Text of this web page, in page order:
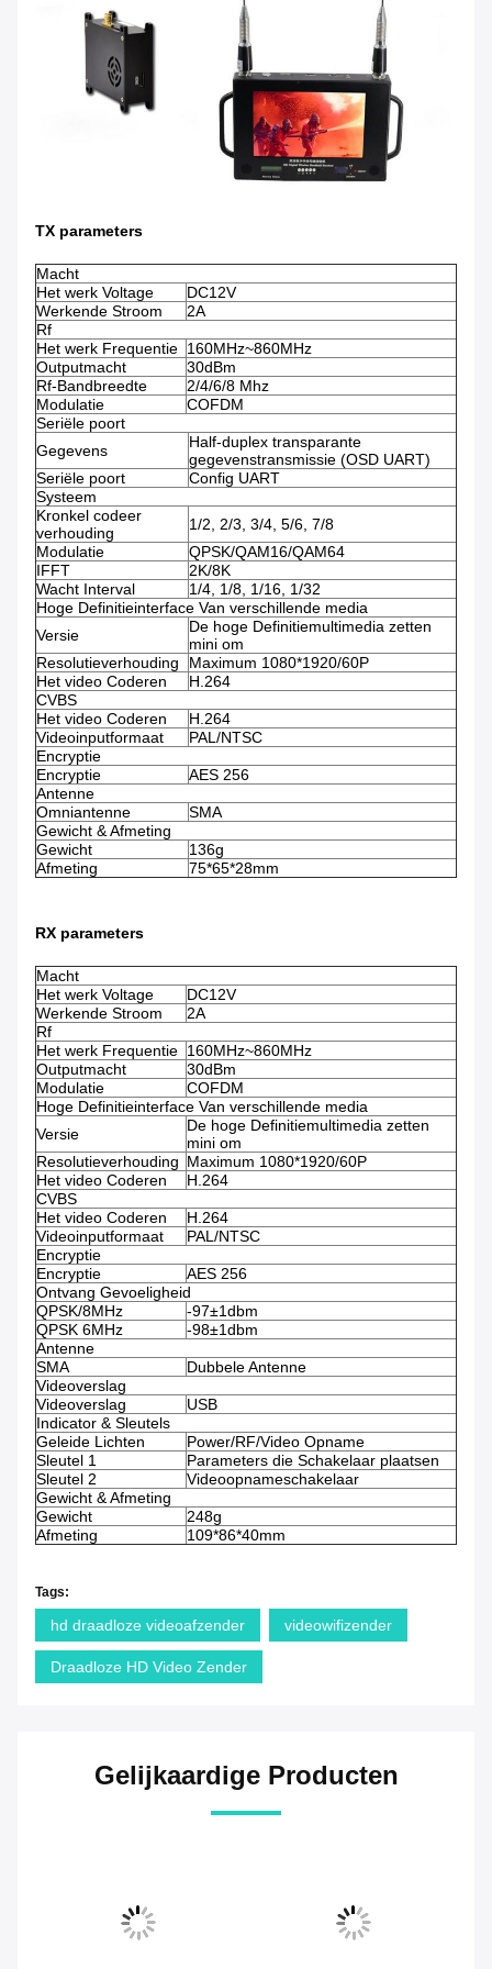
TX parameters
Macht
Het werk Voltage
DC12V
Werkende Stroom
2A
Rf
Het werk Frequentie 160MHz~860MHz
Outputmacht
30dBm
Rf-Bandbreedte
2/4/6/8 Mhz
Modulatie
COFDM
Seriële poort
Gegevens
Half-duplex transparante
gegevenstransmissie (OSD UART)
Seriële poort
Config UART
Systeem
Kronkel codeer
verhouding
1/2, 2/3, 3/4, 5/6, 7/8
Modulatie
QPSK/QAM16/QAM64
IFFT
2K/8K
Wacht Interval
1/4, 1/8, 1/16, 1/32
Hoge Definitieinterface Van verschillende media
Versie
De hoge Definitiemultimedia zetten
mini om
Resolutieverhouding
Maximum 1080*1920/60P
Het video Coderen
H.264
CVBS
Het video Coderen
H.264
Videoinputformaat
PAL/NTSC
Encryptie
Encryptie
AES 256
Antenne
Omniantenne
SMA
Gewicht & Afmeting
Gewicht
136g
Afmeting
75*65*28mm
RX parameters
Macht
Het werk Voltage
DC12V
Werkende Stroom
2A
Rf
Het werk Frequentie 160MHz~860MHz
Outputmacht
30dBm
Modulatie
COFDM
Hoge Definitieinterface Van verschillende media
Versie
De hoge Definitiemultimedia zetten
mini om
Resolutieverhouding Maximum 1080*1920/60P
Het video Coderen
H.264
CVBS
Het video Coderen
H.264
Videoinputformaat
PAL/NTSC
Encryptie
Encryptie
AES 256
Ontvang Gevoeligheid
QPSK/8MHz
-97±1dbm
QPSK 6MHz
-98±1dbm
Antenne
SMA
Dubbele Antenne
Videoverslag
Videoverslag
USB
Indicator & Sleutels
Geleide Lichten
Power/RF/Video Opname
Sleutel 1
Parameters die Schakelaar plaatsen
Sleutel 2
Videoopnameschakelaar
Gewicht & Afmeting
Gewicht
248g
Afmeting
109*86*40mm
Tags:
hd draadloze videoafzender videowifizender
Draadloze HD Video Zender
Gelijkaardige Producten